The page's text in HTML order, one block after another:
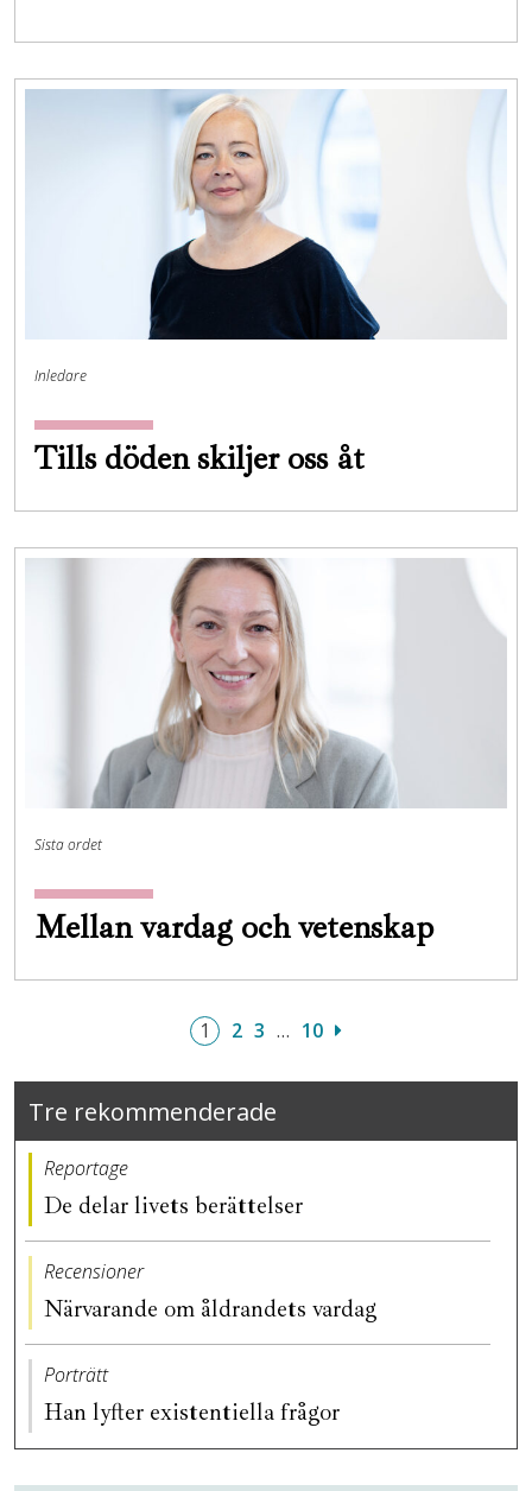
Inledare
Tills döden skiljer oss åt
Sista ordet
Mellan vardag och vetenskap
1 2 3 … 10
Tre rekommenderade
Reportage
De delar livets berättelser
Recensioner
Närvarande om åldrandets vardag
Porträtt
Han lyfter existentiella frågor